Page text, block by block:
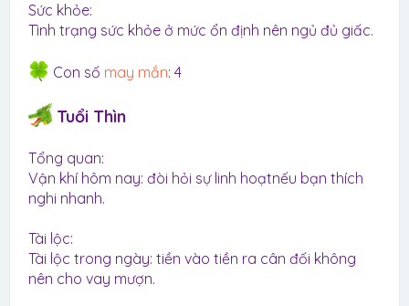
Sức khỏe:
Tình trạng sức khỏe ở mức ổn định nên ngủ đủ giấc.
Con số may mắn: 4
Tuổi Thìn
Tổng quan:
Vận khí hôm nay: đòi hỏi sự linh hoạtnếu bạn thích
nghi nhanh.
Tài lộc:
Tài lộc trong ngày: tiền vào tiền ra cân đối không
nên cho vay mượn.